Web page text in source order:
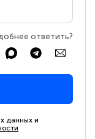
ответить?
данных и